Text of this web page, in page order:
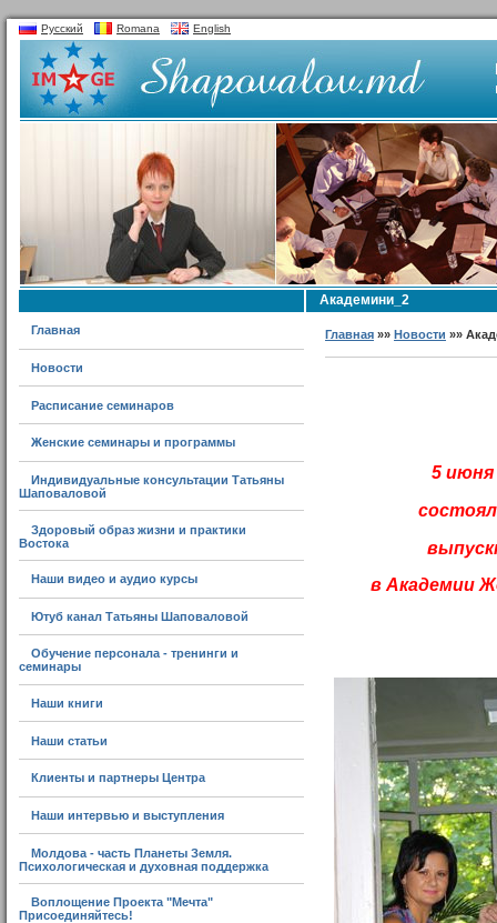
Русский Romana English
Главная
Новости
Расписание семинаров
Женские семинары и программы
Индивидуальные консультации Татьяны
Шаповаловой
Здоровый образ жизни и практики
Востока
Наши видео и аудио курсы
Ютуб канал Татьяны Шаповаловой
Обучение персонала - тренинги и
семинары
Наши книги
Наши статьи
Клиенты и партнеры Центра
Наши интервью и выступления
Молдова - часть Планеты Земля.
Психологическая и духовная поддержка
Воплощение Проекта "Мечта"
Присоединяйтесь!
Академини_2
Главная »»Новости »»
5 июня
в Академии